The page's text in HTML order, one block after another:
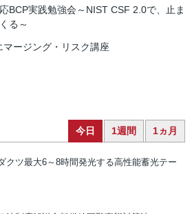
BCP実践勉強会～NIST CSF 2.0で、止ま
る～
ージング・リスク講座
今日 1週間 1ヵ月
クツ最大6～8時間発光する高性能蓄光テー